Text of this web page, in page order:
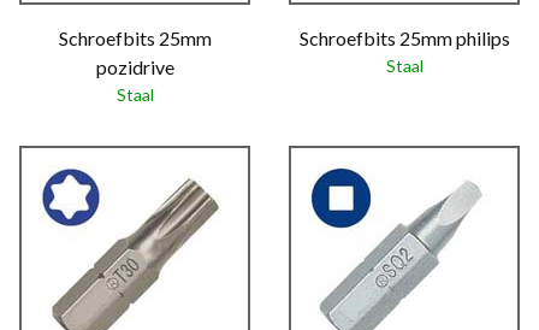
Schroefbits 25mm
pozidrive
Staal
Schroefbits 25mm philips
Staal